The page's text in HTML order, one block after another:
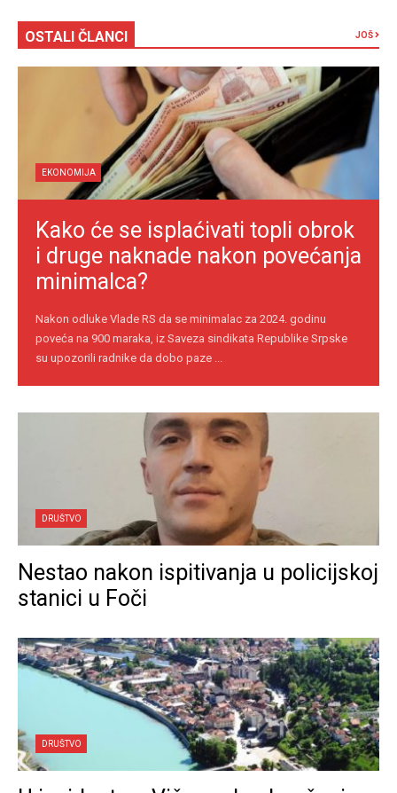
OSTALI ČLANCI JOŠ
EKONOMIJA
Kako će se isplaćivati topli obrok
i druge naknade nakon povećanja
minimalca?
Nakon odluke Vlade RS da se minimalac za 2024. godinu
poveća na 900 maraka, iz Saveza sindikata Republike Srpske
su upozorili radnike da dobo paze ...
DRUŠTVO
Nestao nakon ispitivanja u policijskoj
stanici u Foči
DRUŠTVO